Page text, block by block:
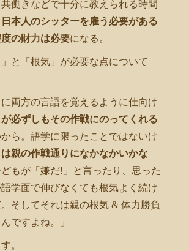
働きなどで十分に教えられる時間
日本人のシッターを雇う必要がある
の財力は必要になる。
と「根気」が必要な点について
に両方の言語を覚えるように仕向け
必ずしもその作戦にのってくれる
から。語学に限ったことではないけ
親の作戦通りになかなかいかな
もが「嫌だ!」と言ったり、思った
学面で伸びなくても根気よく続け
そしてそれは親の根気 & 体力勝負
ですよね。」
。